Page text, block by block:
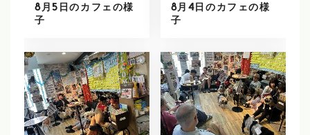
8月5日のカフェの様
子
8月4日のカフェの様
子